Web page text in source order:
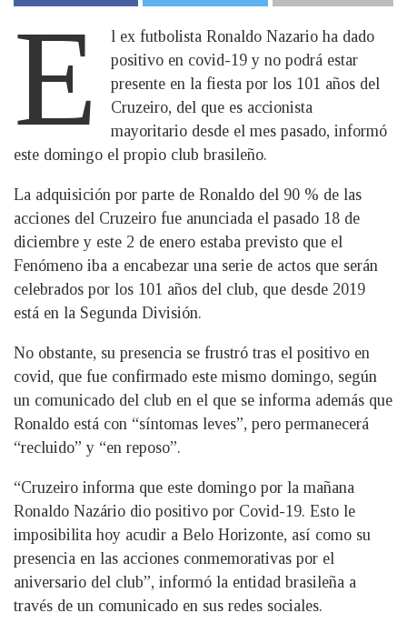
E
l ex futbolista Ronaldo Nazario ha dado
positivo en covid-19 y no podrá estar
presente en la fiesta por los 101 años del
Cruzeiro, del que es accionista
mayoritario desde el mes pasado, informó
este domingo el propio club brasileño.
La adquisición por parte de Ronaldo del 90 % de las
acciones del Cruzeiro fue anunciada el pasado 18 de
diciembre y este 2 de enero estaba previsto que el
Fenómeno iba a encabezar una serie de actos que serán
celebrados por los 101 años del club, que desde 2019
está en la Segunda División.
No obstante, su presencia se frustró tras el positivo en
covid, que fue confirmado este mismo domingo, según
un comunicado del club en el que se informa además que
Ronaldo está con “síntomas leves”, pero permanecerá
“recluido” y “en reposo”.
“Cruzeiro informa que este domingo por la mañana
Ronaldo Nazário dio positivo por Covid-19. Esto le
imposibilita hoy acudir a Belo Horizonte, así como su
presencia en las acciones conmemorativas por el
aniversario del club”, informó la entidad brasileña a
través de un comunicado en sus redes sociales.